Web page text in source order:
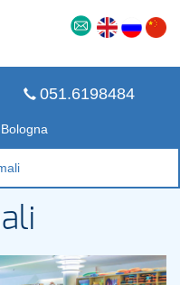
051.6198484
termali